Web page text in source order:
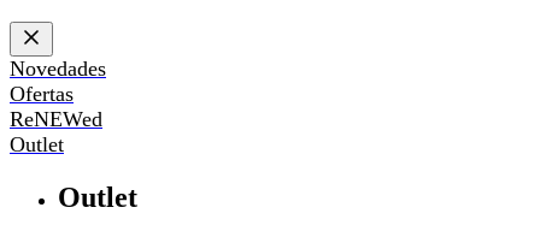
Novedades
Ofertas
ReNEWed
Outlet
Outlet